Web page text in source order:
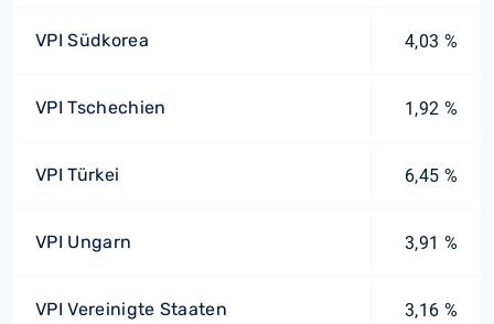
VPI Südkorea 4,03 %
VPI Tschechien 1,92 %
VPI Türkei 6,45 %
VPI Ungarn 3,91 %
VPI Vereinigte Staaten 3,16 %